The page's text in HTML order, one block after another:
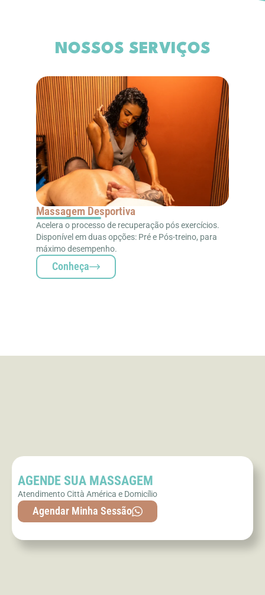
NOSSOS SERVIÇOS
Massagem Desportiva
Acelera o processo de recuperação pós exercícios.
Disponível em duas opções: Pré e Pós-treino, para
máximo desempenho.
Conheça
AGENDE SUA MASSAGEM
Atendimento Città América e Domicílio
Agendar Minha Sessão